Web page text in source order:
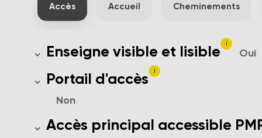
Accès Accueil Cheminements
Enseigne visible et lisible
Aide à l'orientation des visiteurs
i
Oui
Portail d'accès
Présence d'un portail d'accès
i
Non
Accès principal accessible
Choix unique. Indiquez si les